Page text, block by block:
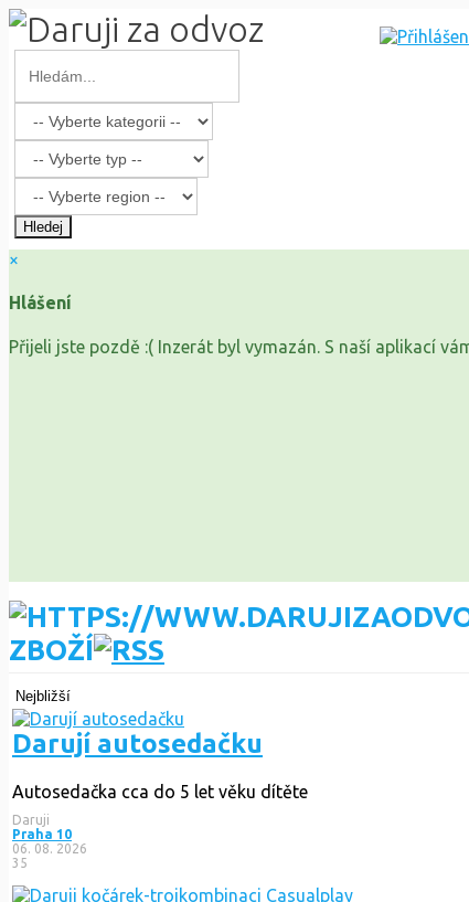
Hledej
×
Hlášení
Přijeli jste pozdě :( Inzerát byl vymazán. S naší aplikací
ZBOŽÍ
Nejbližší
Darují autosedačku
Autosedačka cca do 5 let věku dítěte
Daruji
Praha 10
06. 08. 2026
35